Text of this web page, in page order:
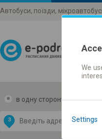
Автобуси, поїзди,
в одну сторону в
З
by
OpenStreetMap
We
Settings